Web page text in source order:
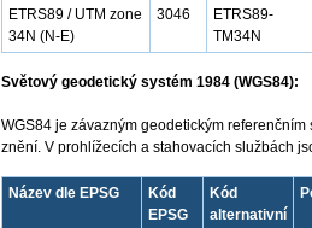
ETRS89 / UTM zone
34N (N-E)
3046
ETRS89-
TM34N
Světový geodetický systém 1984 (WGS84):
WGS84 je závazným geodetickým
znění. V prohlížecích a stahovacích službách
Název dle EPSG
Kód
EPSG
Kód
alternativní